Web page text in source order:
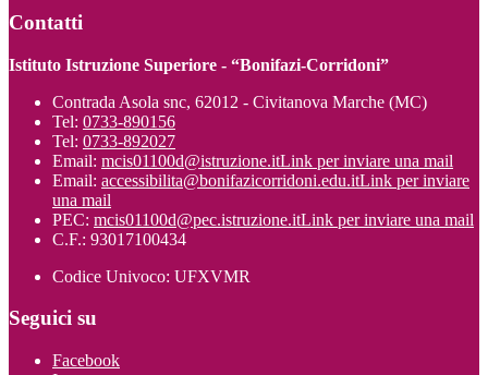
Contatti
Istituto Istruzione Superiore - “Bonifazi-Corridoni”
Contrada Asola snc, 62012 - Civitanova Marche (MC)
Tel: 0733-890156
Tel: 0733-892027
Email: mcis01100d@istruzione.itLink per inviare una mail
Email: accessibilita@bonifazicorridoni.edu.itLink per inviare
una mail
PEC: mcis01100d@pec.istruzione.itLink per inviare una mail
C.F.: 93017100434
Codice Univoco: UFXVMR
Seguici su
Facebook